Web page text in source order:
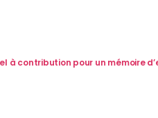
à contribution pour un mémoire